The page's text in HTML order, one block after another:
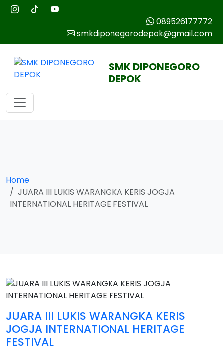
089526177772
smkdiponegorodepok@gmail.com
SMK DIPONEGORO
DEPOK
Home
JUARA III LUKIS WARANGKA KERIS JOGJA
INTERNATIONAL HERITAGE FESTIVAL
JUARA III LUKIS WARANGKA KERIS
JOGJA INTERNATIONAL HERITAGE
FESTIVAL